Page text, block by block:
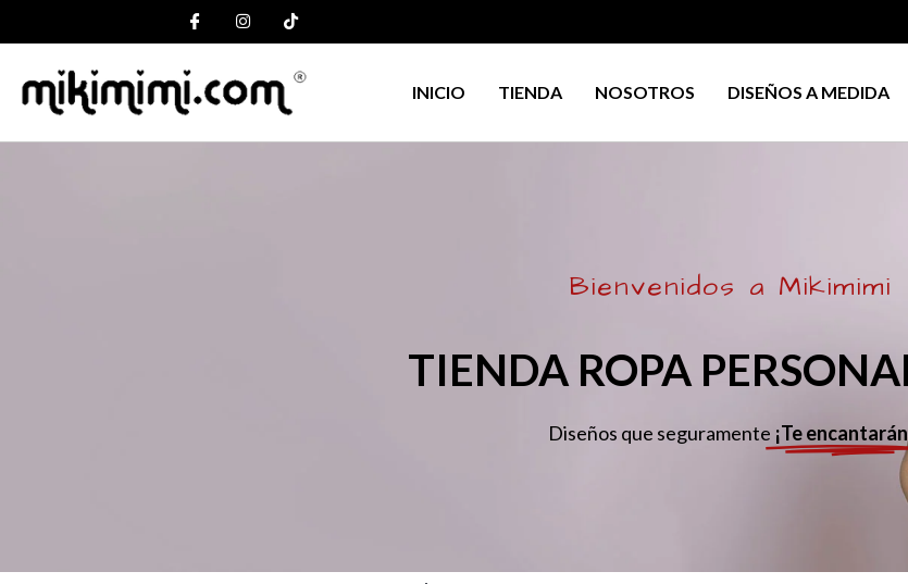
INICIO TIENDA NOSOTROS DISEÑOS A MEDIDA
Bienvenidos a Mikimimi
TIENDA ROPA
Diseños que seguramente ¡Te